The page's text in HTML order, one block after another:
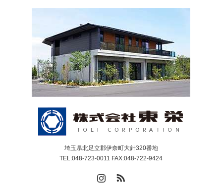
埼玉県北足立郡伊奈町大針320番地
TEL:048-723-0011 FAX:048-722-9424